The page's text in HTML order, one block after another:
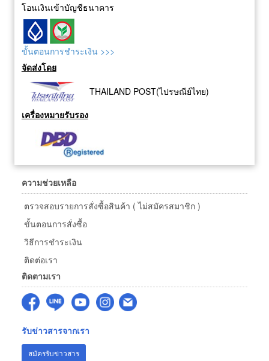
โอนเงินเข้าบัญชีธนาคาร
ขั้นตอนการชำระเงิน >>>
จัดส่งโดย
THAILAND POST(ไปรษณีย์ไทย)
เครื่องหมายรับรอง
ความช่วยเหลือ
ตรวจสอบรายการสั่งซื้อสินค้า ( ไม่สมัครสมาชิก )
ขั้นตอนการสั่งซื้อ
วิธีการชำระเงิน
ติดต่อเรา
ติดตามเรา
รับข่าวสารจากเรา
สมัครรับข่าวสาร